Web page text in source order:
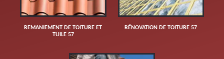
REMANIEMENT DE TOITURE ET
TUILE 57
RÉNOVATION DE TOITURE 57